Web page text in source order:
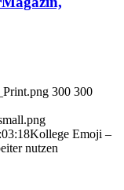
300 300
Kollege Emoji –
nutzen